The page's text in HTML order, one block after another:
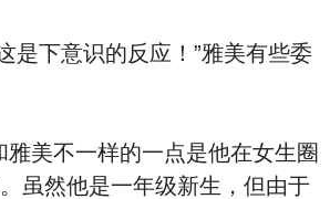
下意识的反应！”雅美有些委
不一样的一点是他在女生圈
虽然他是一年级新生，但由于